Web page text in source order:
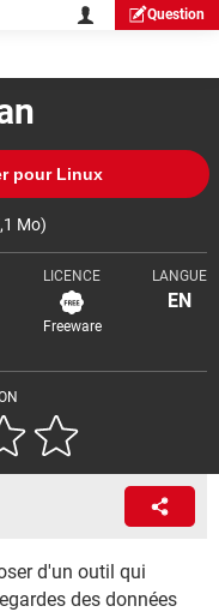
Question
pour Linux
Mo)
LICENCE
Freeware
LANGUE
EN
d'un outil qui
des données